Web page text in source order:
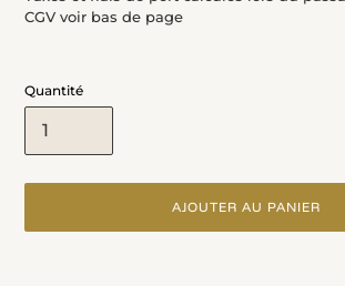
CGV voir bas de page
Quantité
AJOUTER AU PANIER